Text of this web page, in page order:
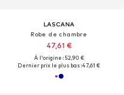
LASCANA
Robe de chambre
47,61 €
À l'origine : 52,90 €
Dernier prix le plus bas :47,61 €